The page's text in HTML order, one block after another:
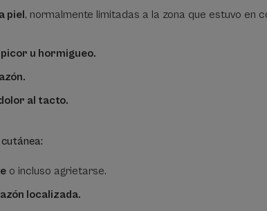
piel, normalmente limitadas a la zona que estuvo en
u hormigueo.
al tacto.
:
o incluso agrietarse.
localizada.